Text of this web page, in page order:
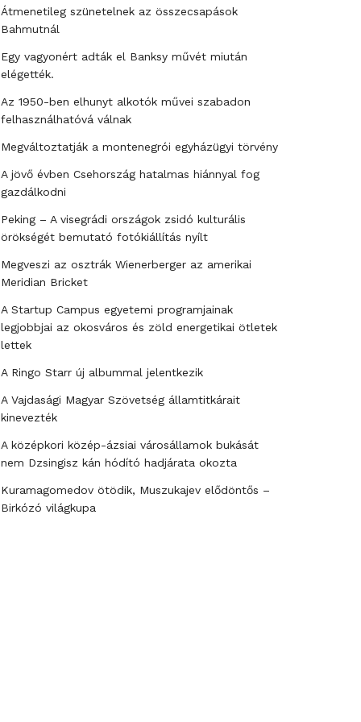
Átmenetileg szünetelnek az összecsapások
Bahmutnál
Egy vagyonért adták el Banksy művét miután
elégették.
Az 1950-ben elhunyt alkotók művei szabadon
felhasználhatóvá válnak
Megváltoztatják a montenegrói egyházügyi törvény
A jövő évben Csehország hatalmas hiánnyal fog
gazdálkodni
Peking – A visegrádi országok zsidó kulturális
örökségét bemutató fotókiállítás nyílt
Megveszi az osztrák Wienerberger az amerikai
Meridian Bricket
A Startup Campus egyetemi programjainak
legjobbjai az okosváros és zöld energetikai ötletek
lettek
A Ringo Starr új albummal jelentkezik
A Vajdasági Magyar Szövetség államtitkárait
kinevezték
A középkori közép-ázsiai városállamok bukását
nem Dzsingisz kán hódító hadjárata okozta
Kuramagomedov ötödik, Muszukajev elődöntős –
Birkózó világkupa